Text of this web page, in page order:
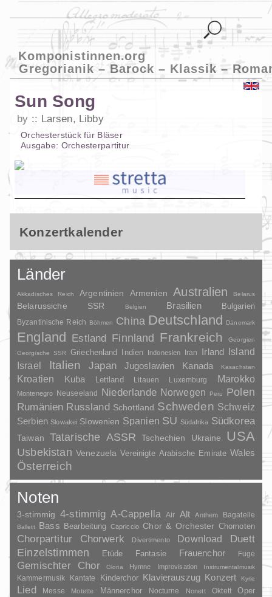
Komponistinnen.org
Gregorianik – Barock – Klassik –
Sun Song
by Larsen, Libby
Orchesterstückfür Bläser
Ausgabe: Orchesterpartitur
Konzertkalender
Länder
Akkadisches Reich Argentinien Armenien Australien Belarus
Belarussiche SSR Belgien Brasilien Bulgarien
Byzantinische Reich Böhmen China Deutschland Dänemark
England Estland Finnland Frankreich
Georgien
Georgische SSR
Griechenland Indien Indonesien Iran Irland
Island
Israel
Italien Japan Jugoslawien Kanada Kasachstan
Kroatien Kuba Lettland Litauen Luxemburg Marokko
Montenegro Neuseeland Niederlande Norwegen Peru
Polen
Rumänien Russland Schottland Schweden Schweiz
Serbien Slowakei Slowenien Spanien SU Südafrika Südkorea
Taiwan Tatarische ASSR Tschechien Ukraine USA
Usbekistan Venezuela Vereinigte Arabische Emirate Wales
Österreich
Noten
3-stimmig 4-stimmig A-Cappella Air Alt Anthem Bagatelle
Ballett Bass Bearbeitung Capriccio Chor & Orchester Chornoten
Chorpartitur Chorwerk Divertimento Download
Duett
Einzelstimmen
Etüde Fantasie Frauenchor Fuge
Gemischter Chor Gloria Hymne Improvisation Instrumentalmusik
Kammermusik Kantate Kinderchor Klavierauszug Konzert Kyrie
Lied Messe Motette Männerchor Nocturne Nonett Oktett Oper